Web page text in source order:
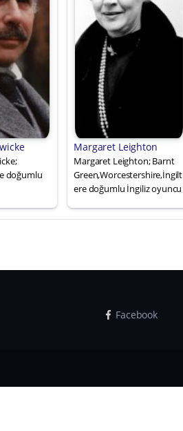
doğumlu
Margaret Leighton
Margaret Leighton; Barnt
Green,Worcestershire,İngilt
ere doğumlu İngiliz oyuncu
Facebook